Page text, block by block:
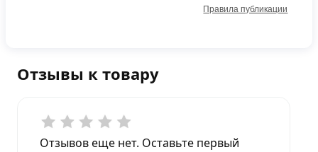
Отзывы к товару
Отзывов еще нет. Оставьте первый
Правила публикации